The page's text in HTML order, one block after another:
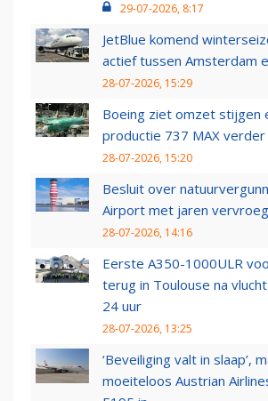
29-07-2026, 8:17
JetBlue komend
actief tussen Amsterdam
28-07-2026, 15:29
Boeing ziet omzet stijgen
productie 737 MAX verder
28-07-2026, 15:20
Besluit over
Airport met jaren
28-07-2026, 14:16
Eerste A350-1000ULR
terug in Toulouse na
24 uur
28-07-2026, 13:25
‘Beveiliging valt in slaap’,
moeiteloos Austrian